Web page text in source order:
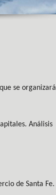
se organizará
Análisis
de Santa Fe.